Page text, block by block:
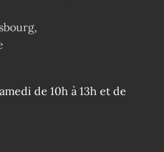
de 10h à 13h et de